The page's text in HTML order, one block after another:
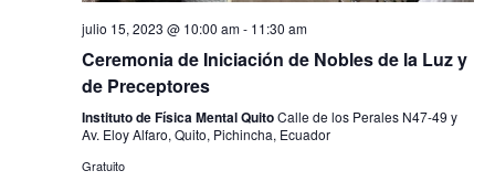
a
v
e
t
julio 15, 2023 @ 10:00 am- 11:30 am
Ceremonia de Iniciación de Nobles de la Luz y
de Preceptores
Instituto de Física Mental QuitoCalle de los Perales N47-49 y
Av. Eloy Alfaro, Quito, Pichincha, Ecuador
Gratuito